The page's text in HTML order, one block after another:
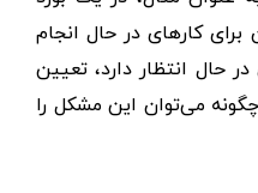
کارهای در حال انجام
حال انتظار دارد، تعیین
می‌توان این مشکل را